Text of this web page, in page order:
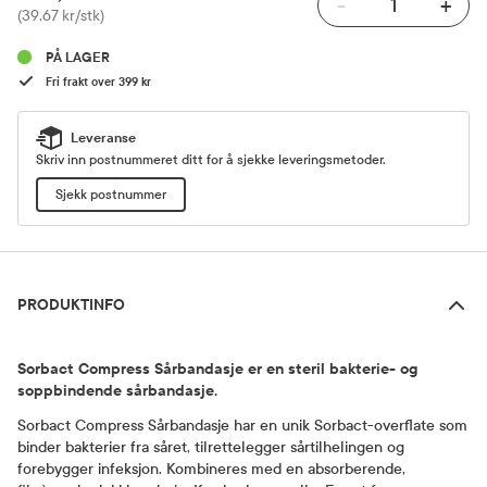
Pris
(39,67 kr/stk) - +
PÅ LAGER
Fri frakt over 399 kr
Leveranse
Skriv inn postnummeret ditt for å sjekke leveringsmetoder.
Sjekk postnummer
PRODUKTINFO
Sorbact Compress Sårbandasje er en steril bakterie- og
soppbindende sårbandasje.
Sorbact Compress Sårbandasje har en unik Sorbact-overflate som
binder bakterier fra såret, tilrettelegger sårtilhelingen og
forebygger infeksjon. Kombineres med en absorberende,